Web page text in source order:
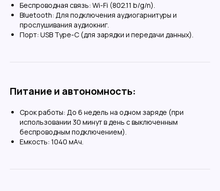
Беспроводная связь: Wi-Fi (802.11 b/g/n).
Bluetooth: Для подключения аудиогарнитуры и
прослушивания аудиокниг.
Порт: USB Type-C (для зарядки и передачи данных).
Питание и автономность:
Срок работы: До 6 недель на одном заряде (при
использовании 30 минут в день с выключенным
беспроводным подключением).
Емкость: 1040 мАч.
Доставка по России и СНГ
Бесплатная доставка СДЕКом в ПВЗ от 10
000 рублей
ИП Власова Анна Юрьевна
ОГРНИП: 325080000034140
Договор-оферта